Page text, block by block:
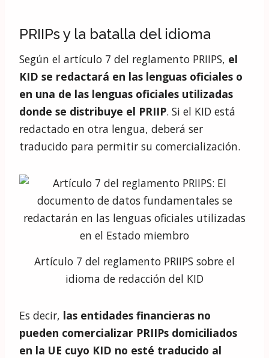
PRIIPs y la batalla del idioma
Según el artículo 7 del reglamento PRIIPS, el
KID se redactará en las lenguas oficiales o
en una de las lenguas oficiales utilizadas
donde se distribuye el PRIIP. Si el KID está
redactado en otra lengua, deberá ser
traducido para permitir su comercialización.
Artículo 7 del reglamento PRIIPS sobre el
idioma de redacción del KID
Es decir, las entidades financieras no
pueden comercializar PRIIPs domiciliados
en la UE cuyo KID no esté traducido al